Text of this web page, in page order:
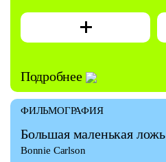
Подробнее
ФИЛЬМОГРАФИЯ
Большая маленькая ложь
Bonnie Carlson